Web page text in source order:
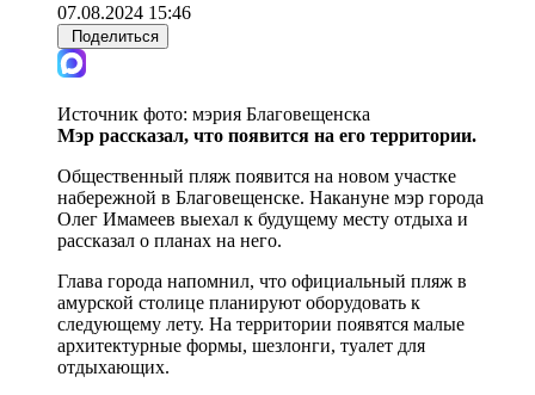
07.08.2024 15:46
Поделиться
Источник фото: мэрия Благовещенска
Мэр рассказал, что появится на его территории.
Общественный пляж появится на новом участке
набережной в Благовещенске. Накануне мэр города
Олег Имамеев выехал к будущему месту отдыха и
рассказал о планах на него.
Глава города напомнил, что официальный пляж в
амурской столице планируют оборудовать к
следующему лету. На территории появятся малые
архитектурные формы, шезлонги, туалет для
отдыхающих.